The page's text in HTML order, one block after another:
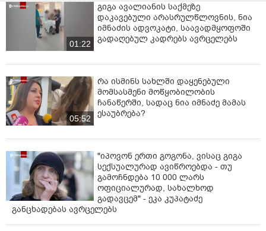
01:22
გიგა ავალიანის საქმეზე
დაკავებული არასრულწლოვნის, ნია
იმნაძის ადვოკატი, საავადმყოფოში
გადაღებულ კადრებს ავრცელებს
05:52
რა ისმინს სახლში დაყენებული
მომსასმენი მოწყობილობის
ჩანაწერში, სადაც ნია იმნაძე მამას
ესაუბრება?
"იპოვონ ერთი გოგონა, ვისაც გიგა
სექსუალურად ავიწროებდა - თუ
გამოჩნდება 10 000 ლარს
ოფიციალურად, სახალხოდ
გადავცემ" - ეკა კუპატაძე
განცხადებას ავრცელებს